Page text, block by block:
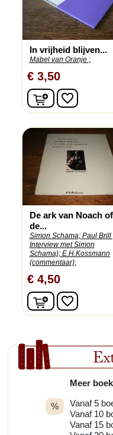
%
Meer
Vanaf 5
Vanaf 10
Vanaf 15
In vrijheid blijven...
Mabel van Oranje ;
€ 3,50
Infavorite_border
De ark van Noach of
de...
Simon Schama; Paul Brill
Interview met Simon
Schama); E.H.Kossmann
(commentaar);
€ 4,50
Infavorite_border